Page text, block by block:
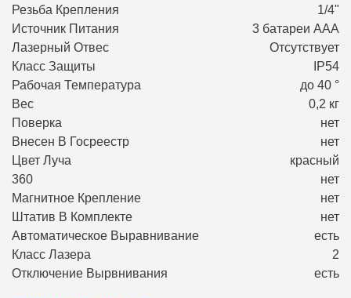
Резьба Крепления
1/4"
Источник Питания
3 батареи ААA
Лазерный Отвес
Отсутствует
Класс Защиты
IP54
Рабочая Температура
до 40 °
Вес
0,2 кг
Поверка
нет
Внесен В Госреестр
нет
Цвет Луча
красный
360
нет
Магнитное Крепление
нет
Штатив В Комплекте
нет
Автоматическое Выравнивание
есть
Класс Лазера
2
Отключение Вырвнивания
есть